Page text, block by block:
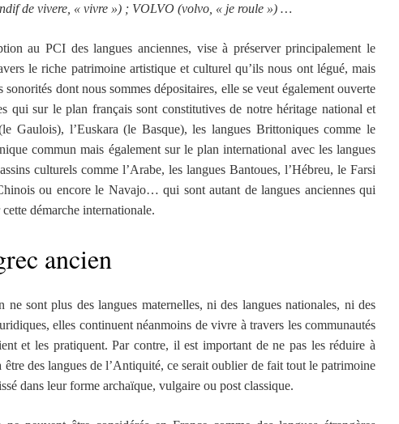
de vivere, « vivre ») ; VOLVO (volvo, « je roule ») …
au PCI des langues anciennes, vise à préserver principalement le
le riche patrimoine artistique et culturel qu’ils nous ont légué, mais
sonorités dont nous sommes dépositaires, elle se veut également ouverte
qui sur le plan français sont constitutives de notre héritage national et
Gaulois), l’Euskara (le Basque), les langues Brittoniques comme le
commun mais également sur le plan international avec les langues
culturels comme l’Arabe, les langues Bantoues, l’Hébreu, le Farsi
ou encore le Navajo… qui sont autant de langues anciennes qui
démarche internationale.
ancien
sont plus des langues maternelles, ni des langues nationales, ni des
elles continuent néanmoins de vivre à travers les communautés
et les pratiquent. Par contre, il est important de ne pas les réduire à
être des langues de l’Antiquité, ce serait oublier de fait tout le patrimoine
dans leur forme archaïque, vulgaire ou post classique.